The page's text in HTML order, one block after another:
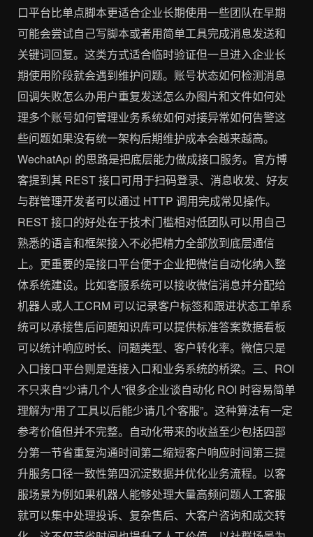
口平台比单点脚本更适合企业长期使用一些团队在早期
可能会尝试自己写脚本或者用简单工具完成消息发送和
关键词回复。这类方式适合临时验证但一旦进入企业长
期使用阶段就会遇到维护问题。账号状态如何检测消息
回调失败怎么办用户重复发送怎么办图片和文件如何处
理多个账号如何管理业务系统如何对接异常如何告警这
些问题如果没有统一架构后期维护成本会越来越高。
WechatApi 的思路是把底层能力做成接口服务。官方博
客提到其 REST 接口可用于扫码登录、消息收发、好友
与群管理开发者可以通过 HTTP 调用完成常见操作。
REST 接口的好处在于技术门槛相对低团队可以用自己
熟悉的语言和框架接入不必把精力全部放到底层通信
上。更重要的是接口平台便于企业把微信自动化纳入整
体系统建设。比如客服系统可以接收微信消息并分配给
机器人或人工CRM 可以记录客户标签和跟进状态工单系
统可以承接售后问题知识库可以提供标准答案数据看板
可以统计响应时长、问题类型、客户转化率。微信只是
入口接口平台则是连接入口和业务系统的桥梁。三、ROI
不只来自“少请几个人”很多企业谈自动化 ROI 时容易简单
理解为“用了工具以后能少请几个客服”。这种算法有一定
参考价值但并不完整。自动化带来的收益至少包括四部
分第一节省重复沟通时间第二缩短客户响应时间第三提
升服务口径一致性第四沉淀数据并优化业务流程。以客
服场景为例如果机器人能够处理大量高频问题人工客服
就可以集中处理投诉、复杂售后、大客户咨询和成交转